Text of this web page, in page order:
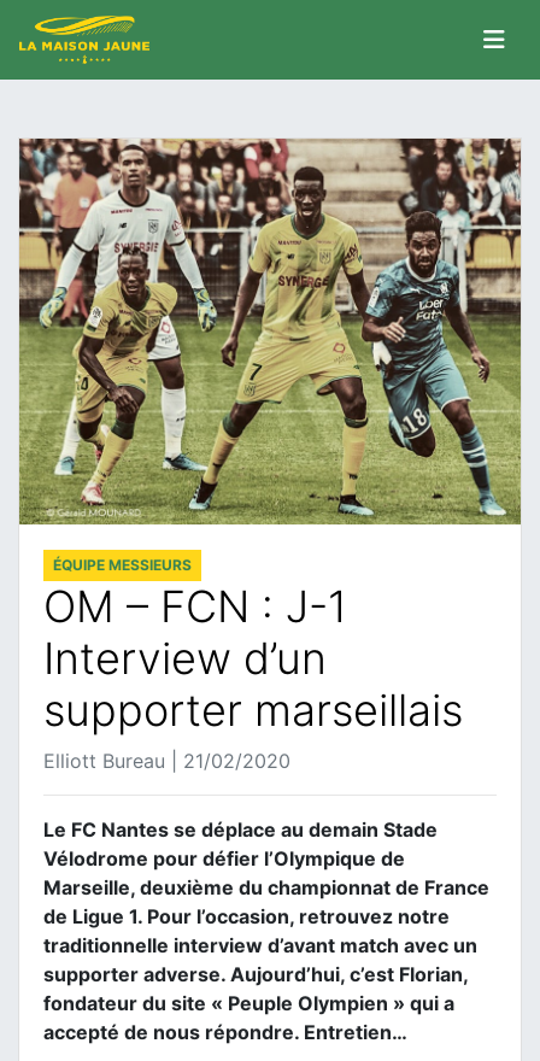
ÉQUIPE MESSIEURS
OM – FCN : J-1
Interview d’un
supporter marseillais
Elliott Bureau | 21/02/2020
Le FC Nantes se déplace au demain Stade
Vélodrome pour défier l’Olympique de
Marseille, deuxième du championnat de France
de Ligue 1. Pour l’occasion, retrouvez notre
traditionnelle interview d’avant match avec un
supporter adverse. Aujourd’hui, c’est Florian,
fondateur du site « Peuple Olympien » qui a
accepté de nous répondre. Entretien…